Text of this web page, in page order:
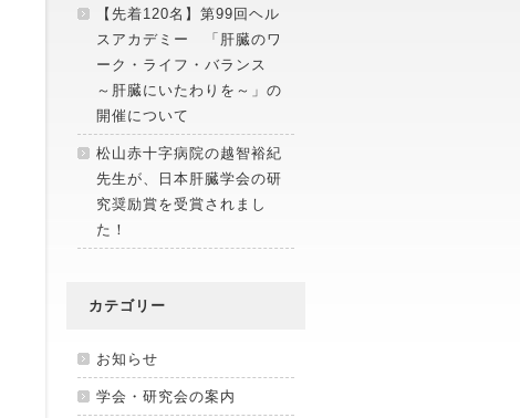
【先着120名】第99回ヘル
スアカデミー 「肝臓のワ
ーク・ライフ・バランス
～肝臓にいたわりを～」の
開催について
松山赤十字病院の越智裕紀
先生が、日本肝臓学会の研
究奨励賞を受賞されまし
た！
カテゴリー
お知らせ
学会・研究会の案内